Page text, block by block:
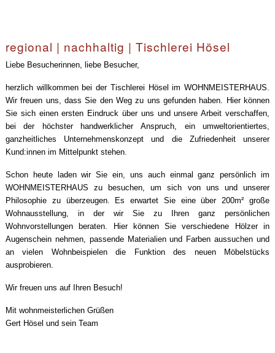
regional | nachhaltig | Tischlerei Hösel
Liebe Besucherinnen, liebe Besucher,
herzlich willkommen bei der Tischlerei Hösel im WOHNMEISTERHAUS.
Wir freuen uns, dass Sie den Weg zu uns gefunden haben. Hier können
Sie sich einen ersten Eindruck über uns und unsere Arbeit verschaffen,
bei der höchster handwerklicher Anspruch, ein umweltorientiertes,
ganzheitliches Unternehmenskonzept und die Zufriedenheit unserer
Kund:innen im Mittelpunkt stehen.
Schon heute laden wir Sie ein, uns auch einmal ganz persönlich im
WOHNMEISTERHAUS zu besuchen, um sich von uns und unserer
Philosophie zu überzeugen. Es erwartet Sie eine über 200m² große
Wohnausstellung, in der wir Sie zu Ihren ganz persönlichen
Wohnvorstellungen beraten. Hier können Sie verschiedene Hölzer in
Augenschein nehmen, passende Materialien und Farben aussuchen und
an vielen Wohnbeispielen die Funktion des neuen Möbelstücks
ausprobieren.
Wir freuen uns auf Ihren Besuch!
Mit wohnmeisterlichen Grüßen
Gert Hösel und sein Team